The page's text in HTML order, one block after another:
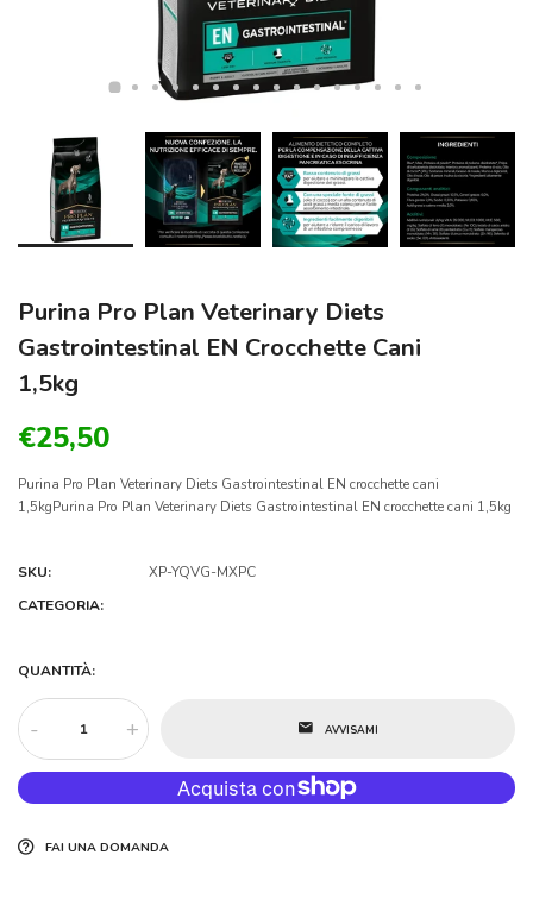
Purina Pro Plan Veterinary Diets
Gastrointestinal EN Crocchette Cani
1,5kg
€25,50
Purina Pro Plan Veterinary Diets Gastrointestinal EN crocchette cani
1,5kgPurina Pro Plan Veterinary Diets Gastrointestinal EN crocchette cani 1,5kg
SKU:
XP-YQVG-MXPC
CATEGORIA:
QUANTITÀ:
- + AVVISAMI
FAI UNA DOMANDA